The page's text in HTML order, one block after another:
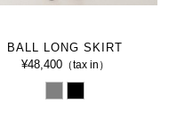
BALL LONG SKIRT
¥48,400（tax in）